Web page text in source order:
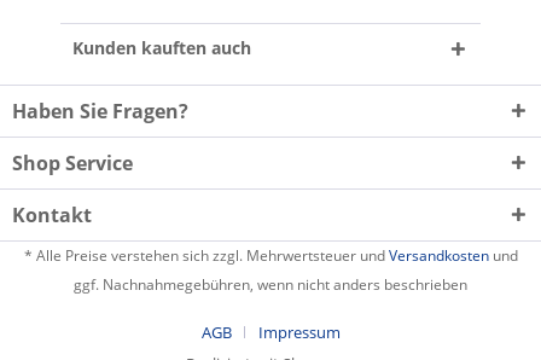
Kunden kauften auch
Haben Sie Fragen?
Shop Service
Kontakt
* Alle Preise verstehen sich zzgl. Mehrwertsteuer undVersandkostenund
ggf. Nachnahmegebühren, wenn nicht anders beschrieben
AGB
Impressum